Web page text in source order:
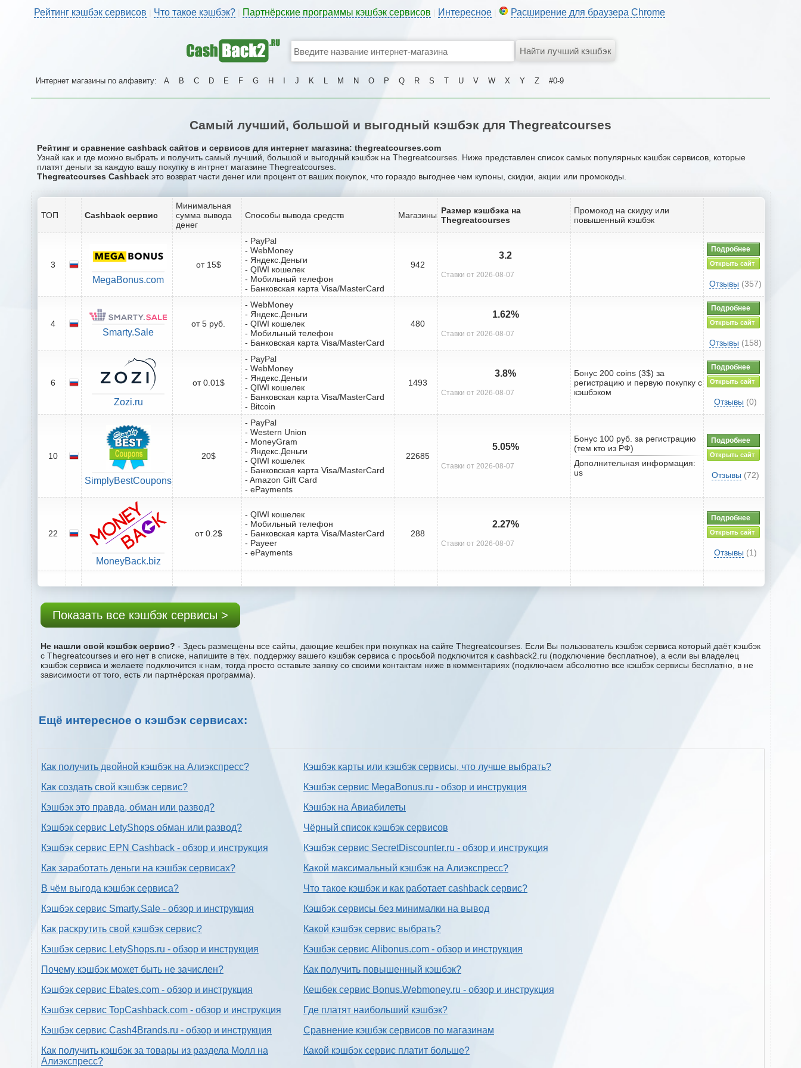
Рейтинг кэшбэк сервисов Что такое кэшбэк? Партнёрские программы кэшбэк сервисов Интересное Расширение для браузера Chrome
Интернет магазины по алфавиту: A B C D E F G H J K L M N O P Q R S T U V W X Y Z #0-9
Самый лучший, большой и выгодный кэшбэк для Thegreatcourses
Рейтинг и сравнение cashback сайтов и сервисов для интернет магазина: thegreatcourses.com
Узнай как и где можно выбрать и получить самый лучший, большой и выгодный кэшбэк на Thegreatcourses. Ниже представлен список самых популярных кэшбэк сервисов, которые
платят деньги за каждую вашу покупку в интрнет магазине Thegreatcourses.
Thegreatcourses Cashback это возврат части денег или процент от ваших покупок, что гораздо выгоднее чем купоны, скидки, акции или промокоды.
ТОП Cashback сервис
Минимальная
сумма вывода
денег
Способы вывода средств Магазины Размер кэшбэка на
Thegreatcourses
Промокод на скидку или
повышенный кэшбэк
3
MegaBonus.com
от 15$
- PayPal
- WebMoney
- Яндекс.Деньги
- QIWI кошелек
- Мобильный телефон
- Банковская карта Visa/MasterCard
942
3.2
Ставки от 2026-08-07
Подробнее
Открыть сайт
Отзывы (357)
4
Smarty.Sale
от 5 руб.
- WebMoney
- Яндекс.Деньги
- QIWI кошелек
- Мобильный телефон
- Банковская карта Visa/MasterCard
480
1.62%
Ставки от 2026-08-07
Подробнее
Открыть сайт
Отзывы (158)
6
Zozi.ru
от 0.01$
- PayPal
- WebMoney
- Яндекс.Деньги
- QIWI кошелек
- Банковская карта Visa/MasterCard
- Bitcoin
1493
3.8%
Ставки от 2026-08-07
Бонус 200 coins (3$) за
регистрацию и первую покупку с
кэшбэком
Подробнее
Открыть сайт
Отзывы (0)
10
SimplyBestCoupons
20$
- PayPal
- Western Union
- MoneyGram
- Яндекс.Деньги
- QIWI кошелек
- Банковская карта Visa/MasterCard
- Amazon Gift Card
- ePayments
22685
5.05%
Ставки от 2026-08-07
Бонус 100 руб. за регистрацию
(тем кто из РФ)
Дополнительная информация:
us
Подробнее
Открыть сайт
Отзывы (72)
22
MoneyBack.biz
от 0.2$
- QIWI кошелек
- Мобильный телефон
- Банковская карта Visa/MasterCard
- Payeer
- ePayments
288
2.27%
Ставки от 2026-08-07
Подробнее
Открыть сайт
Отзывы (1)
Показать все кэшбэк сервисы >
Не нашли свой кэшбэк сервис? - Здесь размещены все сайты, дающие кешбек при покупках на сайте Thegreatcourses. Если Вы пользователь кэшбэк сервиса который даёт кэшбэк
с Thegreatcourses и его нет в списке, напишите в тех. поддержку вашего кэшбэк сервиса с проcьбой подключится к cashback2.ru (подключение бесплатное), а если вы владелец
кэшбэк сервиса и желаете подключится к нам, тогда просто оставьте заявку со своими контактам ниже в комментариях (подключаем абсолютно все кэшбэк сервисы бесплатно, в не
зависимости от того, есть ли партнёрская программа).
Ещё интересное о кэшбэк сервисах:
Как получить двойной кэшбэк на Алиэкспресс?
Как создать свой кэшбэк сервис?
Кэшбэк это правда, обман или развод?
Кэшбэк сервис LetyShops обман или развод?
Кэшбэк сервис EPN Cashback - обзор и инструкция
Как заработать деньги на кэшбэк сервисах?
В чём выгода кэшбэк сервиса?
Кэшбэк сервис Smarty.Sale - обзор и инструкция
Как раскрутить свой кэшбэк сервис?
Кэшбэк сервис LetyShops.ru - обзор и инструкция
Почему кэшбэк может быть не зачислен?
Кэшбэк сервис Ebates.com - обзор и инструкция
Кэшбэк сервис TopCashback.com - обзор и инструкция
Кэшбэк сервис Cash4Brands.ru - обзор и инструкция
Как получить кэшбэк за товары из раздела Молл на
Алиэкспресс?
Кэшбэк карты или кэшбэк сервисы, что лучше выбрать?
Кэшбэк сервис MegaBonus.ru - обзор и инструкция
Кэшбэк на Авиабилеты
Чёрный список кэшбэк сервисов
Кэшбэк сервис SecretDiscounter.ru - обзор и инструкция
Какой максимальный кэшбэк на Алиэкспресс?
Что такое кэшбэк и как работает cashback сервис?
Кэшбэк сервисы без минималки на вывод
Какой кэшбэк сервис выбрать?
Кэшбэк сервис Alibonus.com - обзор и инструкция
Как получить повышенный кэшбэк?
Кешбек сервис Bonus.Webmoney.ru - обзор и инструкция
Где платят наибольший кэшбэк?
Сравнение кэшбэк сервисов по магазинам
Какой кэшбэк сервис платит больше?